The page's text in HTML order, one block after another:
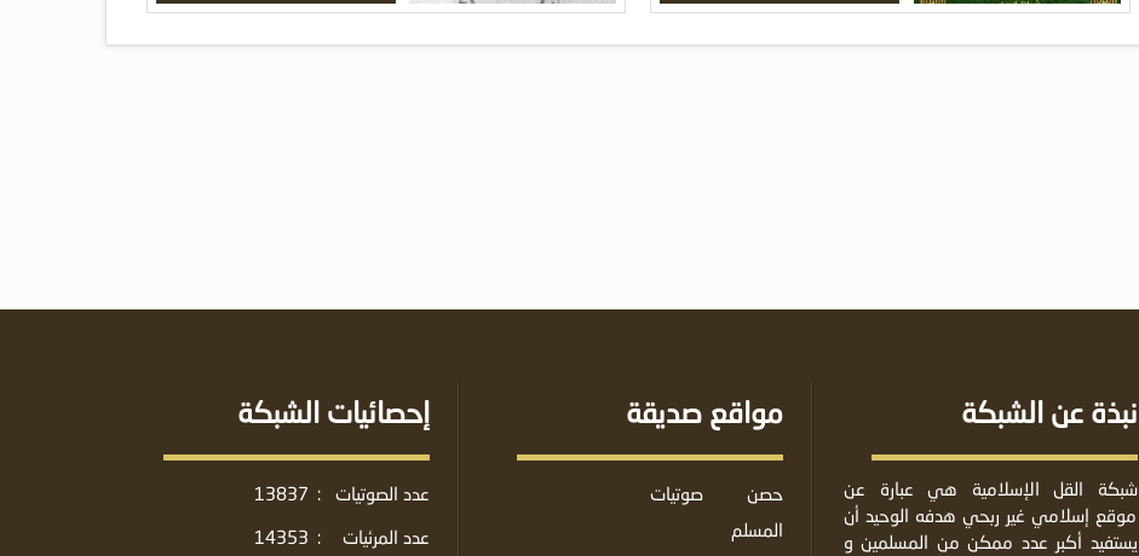
نبذة عن الشبكة
شبكة القل الإسلامية هي عبارة عن
موقع إسلامي غير ربحي هدفه الوحيد أن
يستفيد أكبر عدد ممكن من المسلمين و
مواقع صديقة
حصن
المسلم
صوتيات
إحصائيات الشبكة
عدد الصوتيات :
13837
عدد المرئيات
:
14353